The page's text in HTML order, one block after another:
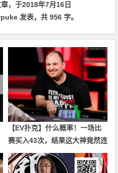
，于2018年7月16日
发表，共 956 字。
【EV扑克】什么概率！一场比
赛买入43次，结果这大神竟然连
奖励圈都没进